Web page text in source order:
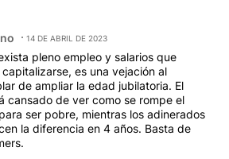
14 DE ABRIL DE 2023
pleno empleo y salarios que
es una vejación al
de ampliar la edad jubilatoria. El
cansado de ver como se rompe el
ser pobre, mientras los adinerados
la diferencia en 4 años. Basta de